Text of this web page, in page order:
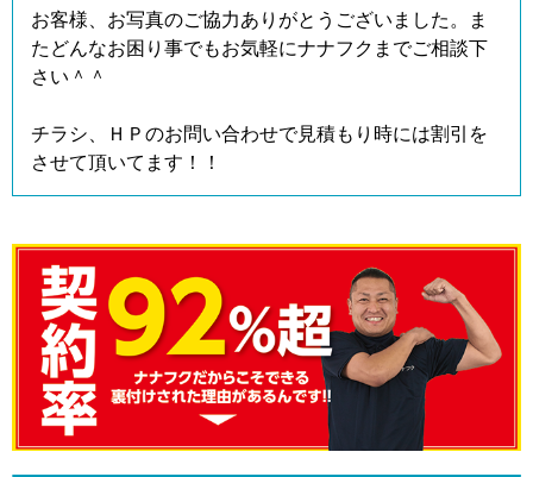
お客様、お写真のご協力ありがとうございました。ま
たどんなお困り事でもお気軽にナナフクまでご相談下
さい＾＾
チラシ、ＨＰのお問い合わせで見積もり時には割引を
させて頂いてます！！